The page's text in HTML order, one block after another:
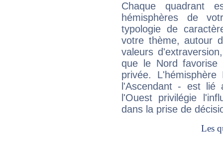
Chaque quadrant
hémisphères de
typologie de
votre thème, autour
valeurs
que le Nord favorise
privée.
l'Ascendant - est
l'Ouest privilégie
dans la prise de